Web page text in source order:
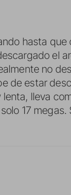
hasta
el
no
de estar
lleva
17